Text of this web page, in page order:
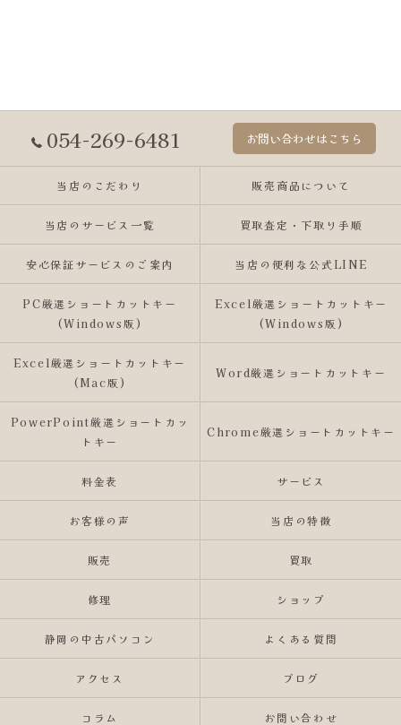
054-269-6481 お問い合わせはこちら
当店のこだわり 販売商品について
当店のサービス一覧 買取査定・下取り手順
安心保証サービスのご案内 当店の便利な公式LINE
PC厳選ショートカットキー
(Windows版)
Excel厳選ショートカットキー
(Windows版)
Excel厳選ショートカットキー
(Mac版)
Word厳選ショートカットキー
PowerPoint厳選ショートカッ
トキー
Chrome厳選ショートカットキー
料金表 サービス
お客様の声 当店の特徴
販売 買取
修理 ショップ
静岡の中古パソコン よくある質問
アクセス ブログ
コラム お問い合わせ